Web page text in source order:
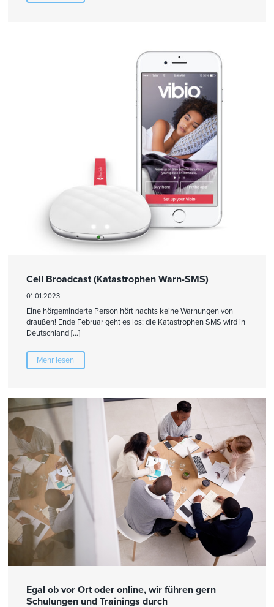
Cell Broadcast (Katastrophen Warn-SMS)
01.01.2023
Eine hörgeminderte Person hört nachts keine Warnungen von
draußen! Ende Februar geht es los: die Katastrophen SMS wird in
Deutschland […]
Mehr lesen
Egal ob vor Ort oder online, wir führen gern
Schulungen und Trainings durch